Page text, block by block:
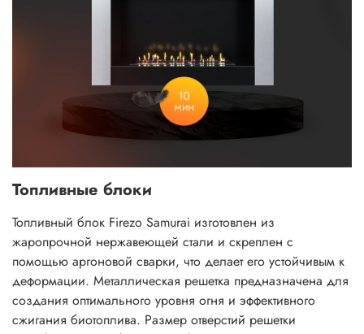
Топливные блоки
Топливный блок Firezo Samurai изготовлен из
жаропрочной нержавеющей стали и скреплен с
помощью аргоновой сварки, что делает его устойчивым к
деформации. Металлическая решетка предназначена для
создания оптимального уровня огня и эффективного
сжигания биотоплива. Размер отверстий решетки